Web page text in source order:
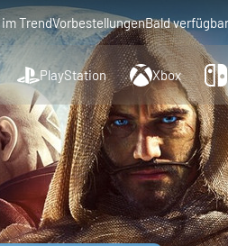
TrendVorbestellungenBald verfügbar
PlayStation Xbox